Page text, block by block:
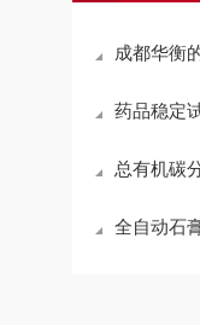
成都华衡的ED1 Pro
药品稳定
总有机碳分析
全自动石膏